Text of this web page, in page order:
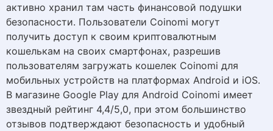
активно хранил там часть финансовой подушки
безопасности. Пользователи Coinomi могут
получить доступ к своим криптовалютным
кошелькам на своих смартфонах, разрешив
пользователям загружать кошелек Coinomi для
мобильных устройств на платформах Android и iOS.
В магазине Google Play для Android Coinomi имеет
звездный рейтинг 4,4/5,0, при этом большинство
отзывов подтверждают безопасность и удобный